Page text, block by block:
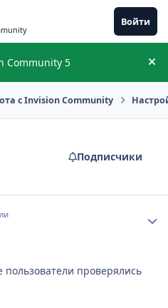
Войти
Community 5
с Invision Community
Подписчики
пользователи проверялись